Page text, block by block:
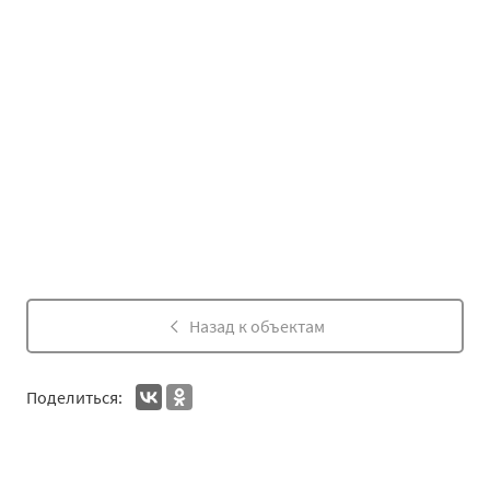
Назад к объектам
Поделиться: